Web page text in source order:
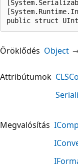
public struct
Öröklődés Object
Attribútumok
Megvalósítás